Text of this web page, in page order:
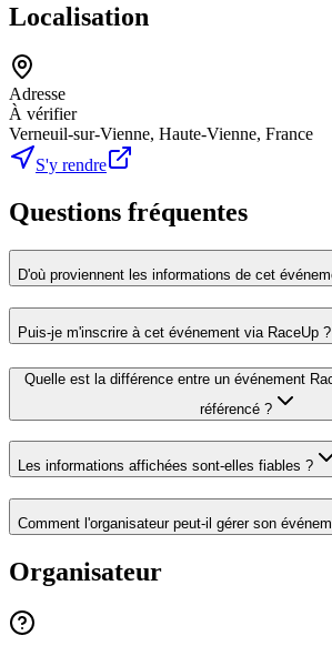
Localisation
Adresse
À vérifier
Verneuil-sur-Vienne, Haute-Vienne, France
S'y rendre
Questions fréquentes
D'où proviennent les informations de cet
Puis-je m'inscrire à cet événement via RaceUp ?
Quelle est la différence entre un événement
référencé ?
Les informations affichées sont-elles fiables ?
Comment l'organisateur peut-il gérer son
Organisateur